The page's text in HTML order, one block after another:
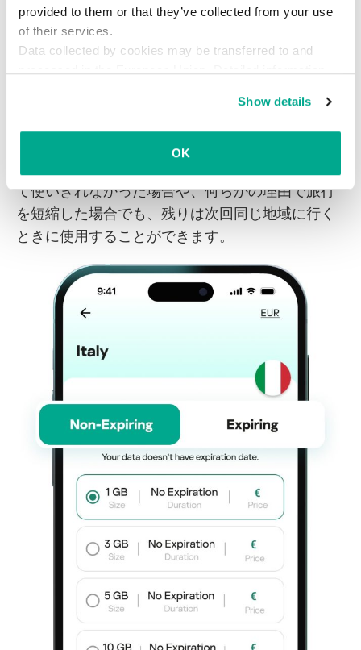
provided to them or that they’ve collected from your use
of their services.
Data collected by cookies may be transferred to and
Show details
OK
回のクリックでクレジットカード決済ができま
す。
Expiringプランの場合、一定期間（ほとんどのプ
ランでは30日）以内に全てのデータを使い切る必
ルデータはアカウントに無期限で割り当てられた
て使いきれなかった場合や、何らかの理由で旅行
を短縮した場合でも、残りは次回同じ地域に行く
ときに使用することができます。